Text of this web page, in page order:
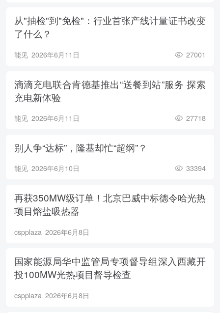
从"抽检"到"免检"：行业首张产线计量证书改变
了什么？
能见 2026年6月11日 27001
滴滴充电联合肯德基推出“送餐到站”服务 探索
充电新体验
能见 2026年6月11日 27718
别人争“达标”，隆基却忙“超纲”？
能见 2026年6月10日 33394
再获350MW级订单！北京巴威中标德令哈光热
项目熔盐吸热器
cspplaza 2026年6月8日
国家能源局华中监管局专项督导组深入西藏开
投100MW光热项目督导检查
cspplaza 2026年6月8日